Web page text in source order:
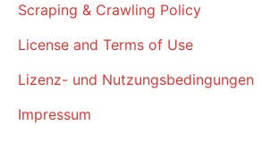
Scraping & Crawling Policy
License and Terms of Use
Lizenz- und Nutzungsbedingungen
Impressum